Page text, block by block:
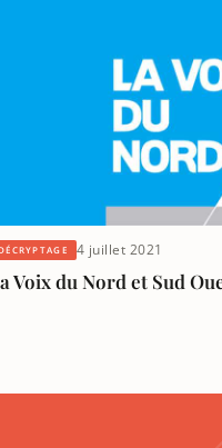
4 juillet 2021
Voix du Nord et Sud